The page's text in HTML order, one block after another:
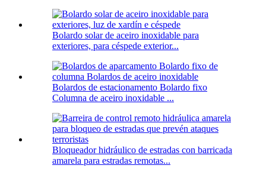
Bolardo solar de aceiro inoxidable para
exteriores, para céspede exterior...
Bolardos de estacionamento Bolardo fixo
Columna de aceiro inoxidable ...
Bloqueador hidráulico de estradas con barricada
amarela para estradas remotas...